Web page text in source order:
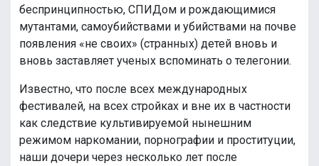
беспринципностью, СПИДом и рождающимися
мутантами, самоубийствами и убийствами на почве
появления «не своих» (странных) детей вновь и
вновь заставляет ученых вспоминать о телегонии.
Известно, что после всех международных
фестивалей, на всех стройках и вне их в частности
как следствие культивируемой нынешним
режимом наркомании, порнографии и проституции,
наши дочери через несколько лет после